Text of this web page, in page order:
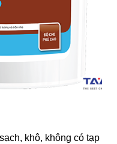
khô, không có tạp